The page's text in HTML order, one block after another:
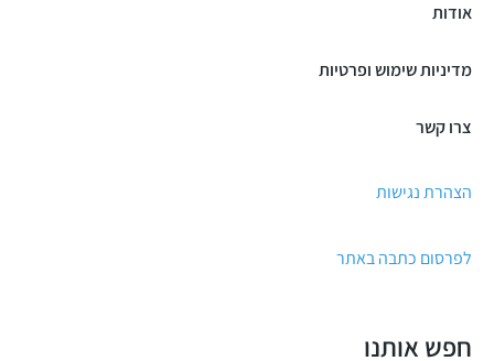
אודות
מדיניות שימוש ופרטיות
צרו קשר
הצהרת נגישות
לפרסום כתבה באתר
חפש אותנו